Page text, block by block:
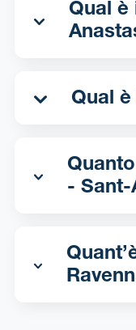
Qual è il
Quanto
- Sant-